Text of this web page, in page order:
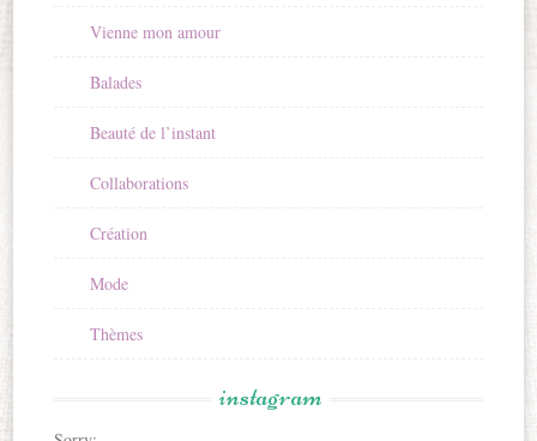
Vienne mon amour
Balades
Beauté de l’instant
Collaborations
Création
Mode
Thèmes
instagram